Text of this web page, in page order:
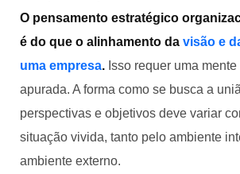
O pensamento estratégico
é do que o alinhamento da visão e
uma empresa. Isso requer uma
apurada. A forma como se busca a
perspectivas e objetivos deve variar
situação vivida, tanto pelo ambiente
ambiente externo.